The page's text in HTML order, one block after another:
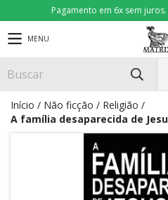
Pagamento em 6x sem
MENU
Início / Não ficção / Religião /
A família desaparecida de